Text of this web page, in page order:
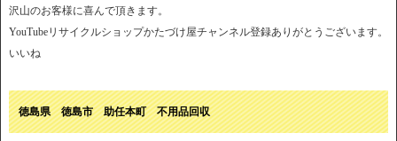
沢山のお客様に喜んで頂きます。
YouTubeリサイクルショップかたづけ屋チャンネル登録ありがとうございます。
いいね
徳島県 徳島市 助任本町 不用品回収